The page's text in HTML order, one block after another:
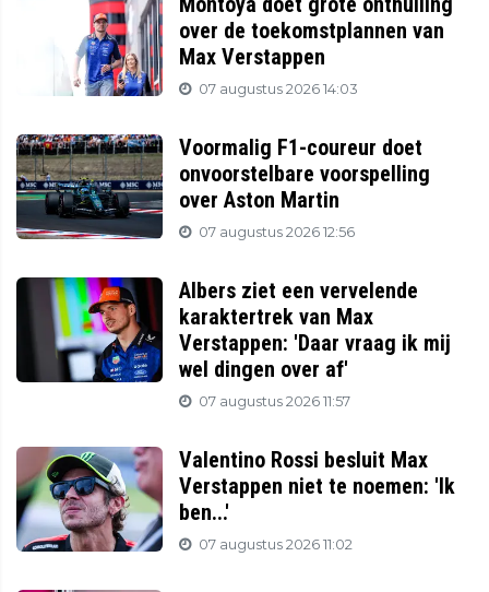
over de toekomstplannen van
Max Verstappen
07 augustus 2026 14:03
Voormalig F1-coureur doet
onvoorstelbare voorspelling
over Aston Martin
07 augustus 2026 12:56
Albers ziet een vervelende
karaktertrek van Max
Verstappen: 'Daar vraag ik mij
wel dingen over af'
07 augustus 2026 11:57
Valentino Rossi besluit Max
Verstappen niet te noemen: 'Ik
ben...'
07 augustus 2026 11:02